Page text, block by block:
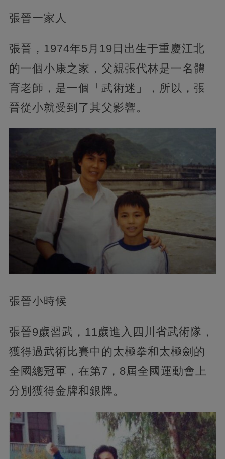
張晉一家人
張晉，1974年5月19日出生于重慶江北
的一個小康之家，父親張代林是一名體
育老師，是一個「武術迷」，所以，張
晉從小就受到了其父影響。
張晉小時候
張晉9歲習武，11歲進入四川省武術隊，
獲得過武術比賽中的太極拳和太極劍的
全國總冠軍，在第7，8屆全國運動會上
分別獲得金牌和銀牌。